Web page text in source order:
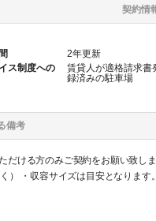
契約情
2年更新
ス制度への
賃貸人が適格請求書
録済みの駐車場
備考
ける方のみご契約をお願い致し
） ・収容サイズは目安となりま